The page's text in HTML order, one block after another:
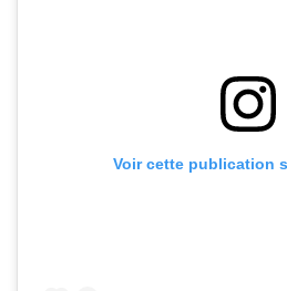
Voir cette publication